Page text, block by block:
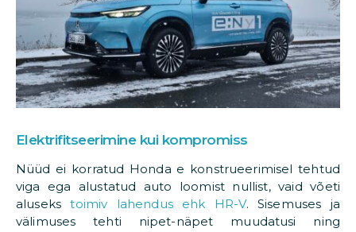
Elektrifitseerimine kui kompromiss
Nüüd ei korratud Honda e konstrueerimisel tehtud
viga ega alustatud auto loomist nullist, vaid võeti
alusekstoimiv lahendus ehk HR-V. Sisemuses ja
välimuses tehti nipet-näpet muudatusi ning